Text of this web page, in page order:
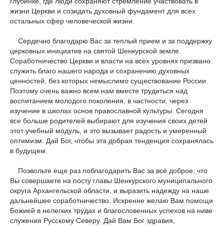
жизни Церкви и созидать духовный фундамент для всех
остальных сфер человеческой жизни.
Сердечно благодарю Вас за теплый прием и за поддержку
церковных инициатив на святой Шенкурской земле.
Соработничество Церкви и власти на всех уровнях призвано
служить благо нашего народа и сохранению духовных
ценностей, без которых немыслимо существование России.
Поэтому очень важно всем нам вместе трудиться над
воспитанием молодого поколения, в частности, через
изучение в школах основ православной культуры. Сегодня
все больше родителей выбирают для изучения своих детей
этот учебный модуль, и это вызывает радость и умеренный
оптимизм. Дай Бог, чтобы эта добрая тенденция сохранялась
в будущем.
Позвольте еще раз поблагодарить Вас за всё доброе, что
Вы совершаете на посту главы Шенкурского муниципального
округа Архангельской области, и выразить надежду на наше
дальнейшее соработничество. Искренне желаю Вам помощи
Божией в нелегких трудах и благословенных успехов на ниве
служения Русскому Северу. Дай Вам Бог здравия,